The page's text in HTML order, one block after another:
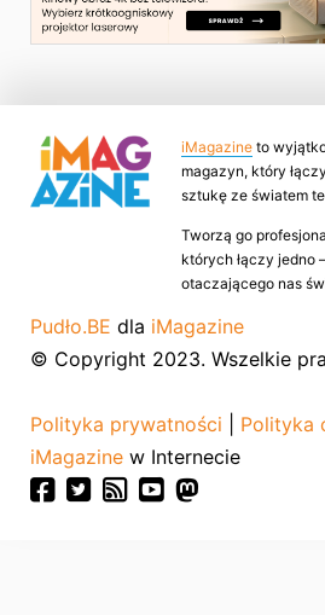
iMagazine to
magazyn, który
sztukę ze światem
Tworzą go
których łączy jedno
otaczającego nas
Pudło.BE dla iMagazine
© Copyright 2023. Wszelkie
Polityka prywatności
Polityka
iMagazine w Internecie